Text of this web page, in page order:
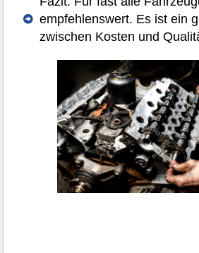
empfehlenswert. Es ist ein
zwischen Kosten und